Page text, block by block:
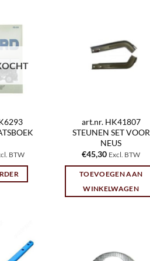
BTW
art.nr. HK41807
STEUNEN SET VOOR
NEUS
€45,30 Excl. BTW
TOEVOEGEN AAN
WINKELWAGEN